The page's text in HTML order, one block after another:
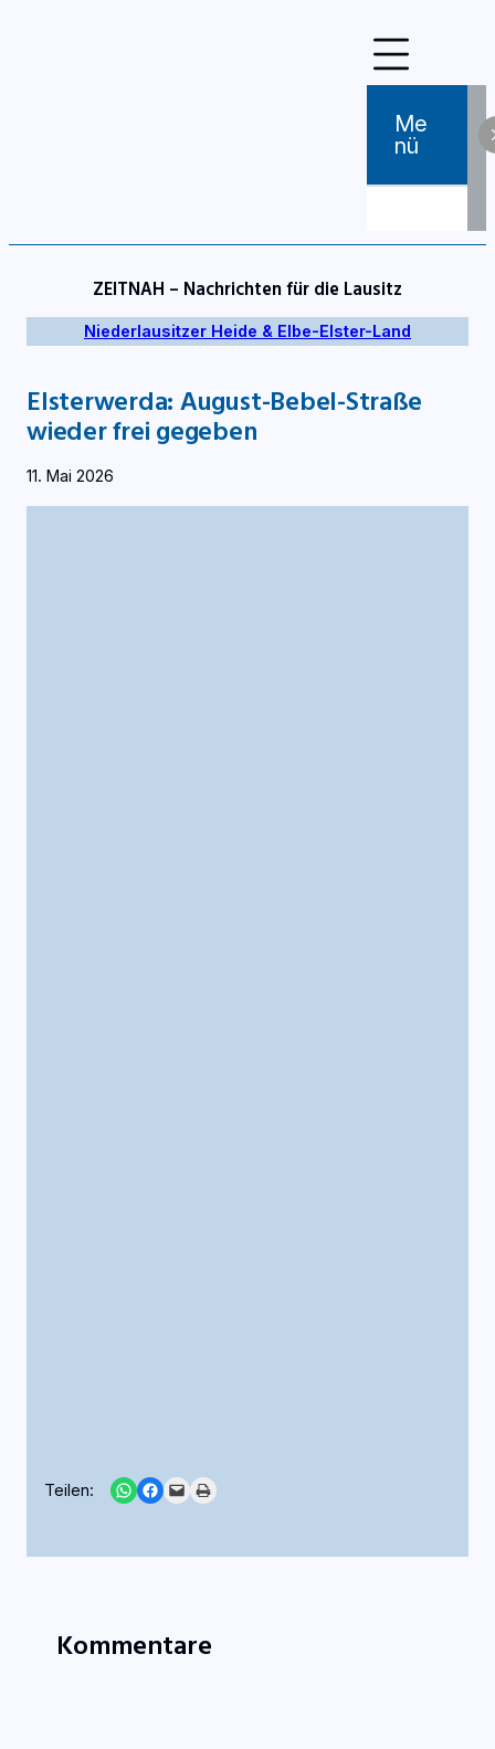
Me
Nü
ZEITNAH – Nachrichten für die Lausitz
Niederlausitzer Heide & Elbe-Elster-Land
Elsterwerda: August-Bebel-Straße
wieder frei gegeben
11. Mai 2026
Teilen: Share on WhatsApp
Share on Facebook
Email this PagePrint this Page
Kommentare